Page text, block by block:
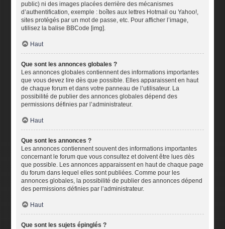
public) ni des images placées derrière des mécanismes
d’authentification, exemple : boîtes aux lettres Hotmail ou Yahoo!,
sites protégés par un mot de passe, etc. Pour afficher l’image,
utilisez la balise BBCode [img].
Haut
Que sont les annonces globales ?
Les annonces globales contiennent des informations importantes
que vous devez lire dès que possible. Elles apparaissent en haut
de chaque forum et dans votre panneau de l’utilisateur. La
possibilité de publier des annonces globales dépend des
permissions définies par l’administrateur.
Haut
Que sont les annonces ?
Les annonces contiennent souvent des informations importantes
concernant le forum que vous consultez et doivent être lues dès
que possible. Les annonces apparaissent en haut de chaque page
du forum dans lequel elles sont publiées. Comme pour les
annonces globales, la possibilité de publier des annonces dépend
des permissions définies par l’administrateur.
Haut
Que sont les sujets épinglés ?